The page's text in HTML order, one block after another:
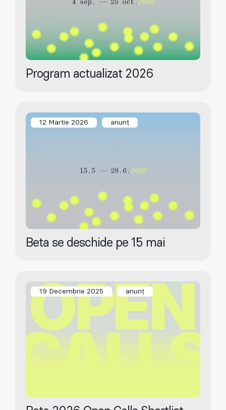
Program actualizat 2026
12 Martie 2026 anunț
Beta se deschide pe 15 mai
19 Decembrie 2025 anunț